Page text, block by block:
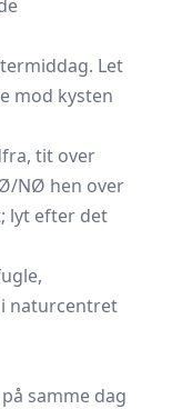
Let
mod kysten
tit over
NØ hen over
lyt efter det
naturcentret
samme dag